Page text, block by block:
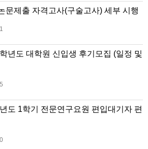
문제출 자격고사(구술고사) 세부 시행
년도 대학원 신입생 후기모집 (일정 및
도 1학기 전문연구요원 편입대기자 편